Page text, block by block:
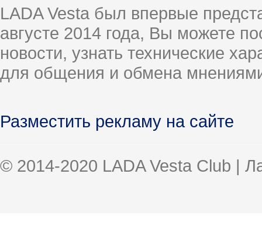
LADA Vesta был впервые
августе 2014 года, Вы можете
новости, узнать технические
для общения и обмена
Разместить рекламу на сайте
© 2014-2020 LADA Vesta Club |